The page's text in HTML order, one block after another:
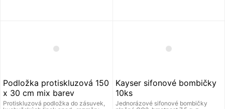
Podložka protiskluzová 150
x 30 cm mix barev
Protiskluzová podložka do zásuvek,
Kayser sifonové bombičky
10ks
Jednorázové sifonové bombičky